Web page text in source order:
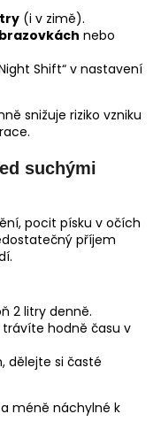
(i v zimě).
nebo
Shift“ v nastavení
snižuje riziko vzniku
suchými
pocit písku v očích
příjem
2 litry denně.
trávíte hodně času v
dělejte si časté
méně náchylné k